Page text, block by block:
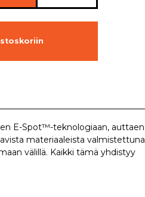
E-Spot™-teknologiaan, auttaen
materiaaleista valmistettuna
välillä. Kaikki tämä yhdistyy